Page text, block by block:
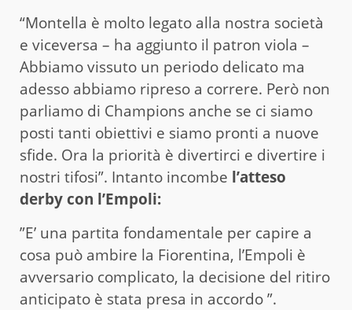
“Montella è molto legato alla nostra società
e viceversa – ha aggiunto il patron viola –
Abbiamo vissuto un periodo delicato ma
adesso abbiamo ripreso a correre. Però non
parliamo di Champions anche se ci siamo
posti tanti obiettivi e siamo pronti a nuove
sfide. Ora la priorità è divertirci e divertire i
nostri tifosi”. Intanto incombe l’atteso
derby con l’Empoli:
”E’ una partita fondamentale per capire a
cosa può ambire la Fiorentina, l’Empoli è
avversario complicato, la decisione del ritiro
anticipato è stata presa in accordo ”.